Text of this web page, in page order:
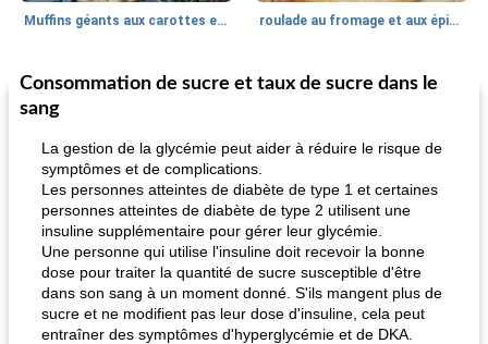
Muffins géants aux carottes et à la banane de Nif roulade au fromage et aux épinards
30min
Marques de confiance: recettes et
fiesta tostadas
55
Viande et volaille
le méga's jopp joes
Consommation de sucre et taux de sucre dans le
sang
La gestion de la glycémie peut aider à réduire le risque de
symptômes et de complications.
Les personnes atteintes de diabète de type 1 et certaines
personnes atteintes de diabète de type 2 utilisent une
insuline supplémentaire pour gérer leur glycémie.
Une personne qui utilise l'insuline doit recevoir la bonne
dose pour traiter la quantité de sucre susceptible d'être
dans son sang à un moment donné. S'ils mangent plus de
sucre et ne modifient pas leur dose d'insuline, cela peut
entraîner des symptômes d'hyperglycémie et de DKA.